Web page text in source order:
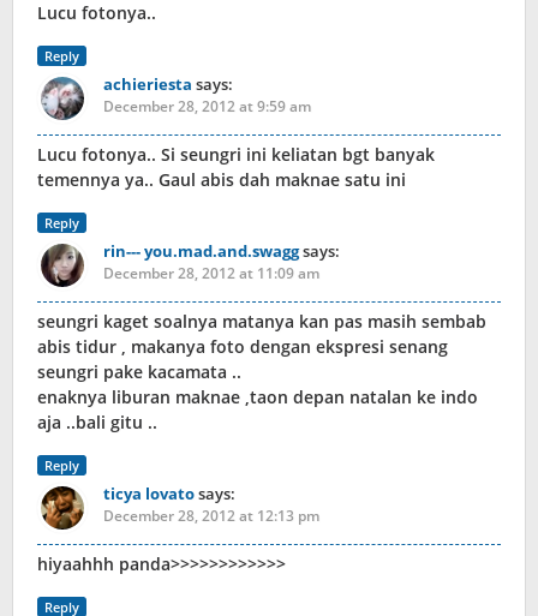
Lucu fotonya..
Reply
achieriesta says:
December 28, 2012 at 9:59 am
Lucu fotonya.. Si seungri ini keliatan bgt banyak
temennya ya.. Gaul abis dah maknae satu ini
Reply
rin--- you.mad.and.swaggsays:
December 28, 2012 at 11:09 am
seungri kaget soalnya matanya kan pas masih sembab
abis tidur , makanya foto dengan ekspresi senang
seungri pake kacamata ..
enaknya liburan maknae ,taon depan natalan ke indo
aja ..bali gitu ..
Reply
ticya lovatosays:
December 28, 2012 at 12:13 pm
hiyaahhh panda>>>>>>>>>>>>
Reply